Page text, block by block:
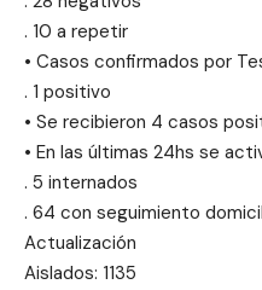
. 10 a repetir
• Casos confirmados por
. 1 positivo
• Se recibieron 4 casos
• En las últimas 24hs se
. 5 internados
. 64 con seguimiento
Actualización
Aislados: 1135